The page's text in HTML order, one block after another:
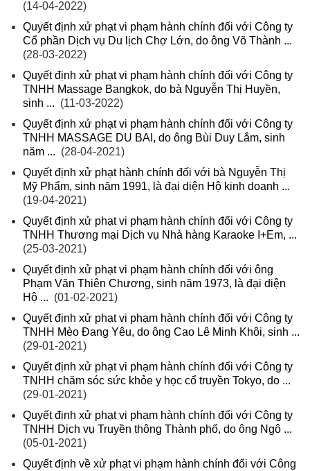
(14-04-2022)
Quyết định xử phạt vi phạm hành chính đối với Công ty
Cổ phần Dịch vụ Du lịch Chợ Lớn, do ông Võ Thành ...
(28-03-2022)
Quyết định xử phạt vi phạm hành chính đối với Công ty
TNHH Massage Bangkok, do bà Nguyễn Thị Huyền,
sinh ... (11-03-2022)
Quyết định xử phạt vi phạm hành chính đối với Công ty
TNHH MASSAGE DU BAI, do ông Bùi Duy Lắm, sinh
năm ... (28-04-2021)
Quyết định xử phạt hành chính đối với bà Nguyễn Thị
Mỹ Phẩm, sinh năm 1991, là đại diện Hộ kinh doanh ...
(19-04-2021)
Quyết định xử phạt vi phạm hành chính đối với Công ty
TNHH Thương mại Dịch vụ Nhà hàng Karaoke I+Em, ...
(25-03-2021)
Quyết định xử phạt vi phạm hành chính đối với ông
Phạm Văn Thiên Chương, sinh năm 1973, là đại diện
Hộ ... (01-02-2021)
Quyết định xử phạt vi phạm hành chính đối với Công ty
TNHH Mèo Đang Yêu, do ông Cao Lê Minh Khôi, sinh ...
(29-01-2021)
Quyết định xử phạt vi phạm hành chính đối với Công ty
TNHH chăm sóc sức khỏe y học cổ truyền Tokyo, do ...
(29-01-2021)
Quyết định xử phạt vi phạm hành chính đối với Công ty
TNHH Dịch vụ Truyền thông Thành phố, do ông Ngô ...
(05-01-2021)
Quyết định về xử phạt vi phạm hành chính đối với Công